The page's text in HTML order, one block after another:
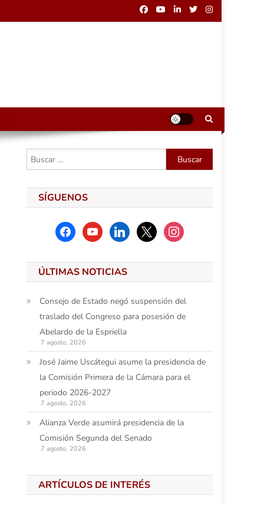
Buscar:
SÍGUENOS
facebookyoutubelinkedinx instagram
ÚLTIMAS NOTICIAS
Consejo de Estado negó suspensión del
traslado del Congreso para posesión de
Abelardo de la Espriella
7 agosto, 2026
José Jaime Uscátegui asume la presidencia de
la Comisión Primera de la Cámara para el
periodo 2026-2027
7 agosto, 2026
Alianza Verde asumirá presidencia de la
Comisión Segunda del Senado
7 agosto, 2026
ARTÍCULOS DE INTERÉS